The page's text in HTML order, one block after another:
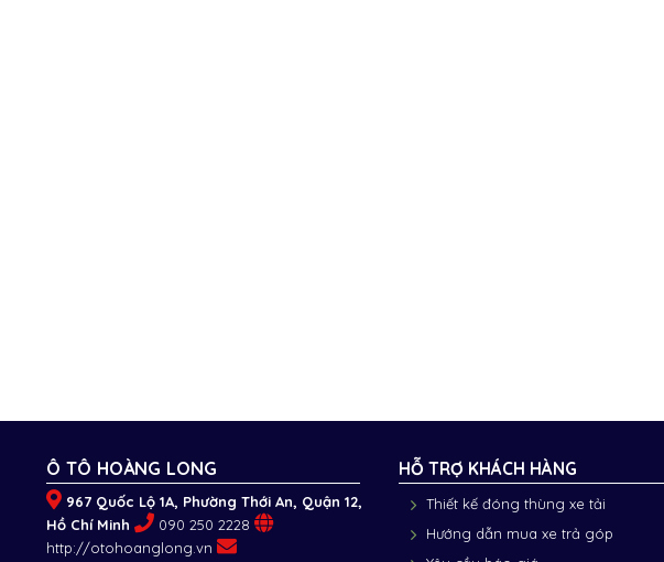
Ô TÔ HOÀNG LONG
967 Quốc Lộ 1A, Phường Thới An, Quận 12,
Hồ Chí Minh
090 250 2228
http://otohoanglong.vn
HỖ TRỢ KHÁCH HÀNG
Thiết kế đóng thùng xe tải
Hướng dẫn mua xe trả góp